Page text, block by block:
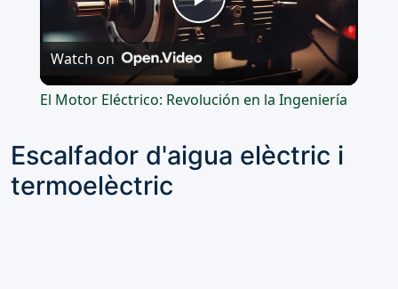
Play
Video
Watch on
El Motor Eléctrico: Revolución en la Ingeniería
Escalfador d'aigua elèctric i
termoelèctric